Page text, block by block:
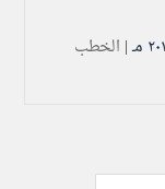
الخطب